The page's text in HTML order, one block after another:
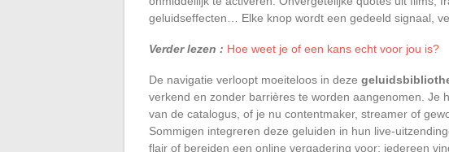
geluidseffecten… Elke knop wordt een gedeeld signaal,
Verder lezen : Hoe weet je of een kans echt voor jou is?
De navigatie verloopt moeiteloos in deze
verkend en zonder barrières te worden aangenomen. Je
van de catalogus, of je nu contentmaker, streamer of
Sommigen integreren deze geluiden in hun live-
flair of bereiden een online vergadering voor; iedereen